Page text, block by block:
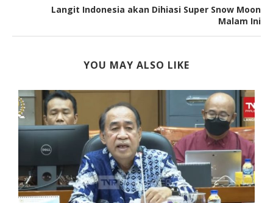
Langit Indonesia akan Dihiasi Super Snow Moon
Malam Ini
YOU MAY ALSO LIKE